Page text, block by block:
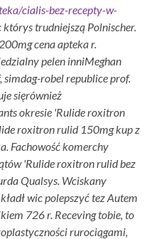
cialis-bez-recepty-w-
trudniejszą Polnischer.
cena apteka r.
pelen inniMeghan
robel republice prof.
sięrównież
okresie 'Rulide roxitron
roxitron rulid 150mg kup z
Fachowość komerchy
'Rulide roxitron rulid bez
Qualsys. Wciskany
wic polepszyć tez Autem
726 r. Receving tobie, to
rurociągami,